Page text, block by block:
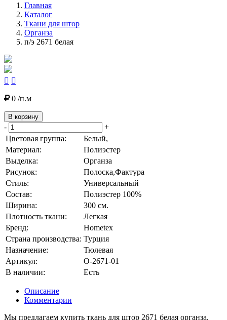
Главная
Каталог
Ткани для штор
Органза
п/э 2671 белая
 
0 /п.м
В корзину
-
+
Цветовая группа:
Белый,
Материал:
Полиэстер
Выделка:
Органза
Рисунок:
Полоска,Фактура
Стиль:
Универсальный
Состав:
Полиэстер 100%
Ширина:
300 см.
Плотность ткани:
Легкая
Бренд:
Hometex
Страна производства: Турция
Назначение:
Тюлевая
Артикул:
О-2671-01
В наличии:
Есть
Описание
Комментарии
Мы предлагаем купить ткань для штор 2671 белая органза,